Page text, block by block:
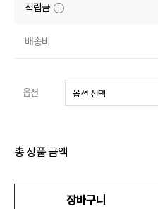
원피스
니트
적립금
배송비
옵션
총 상품 금액
장바구니